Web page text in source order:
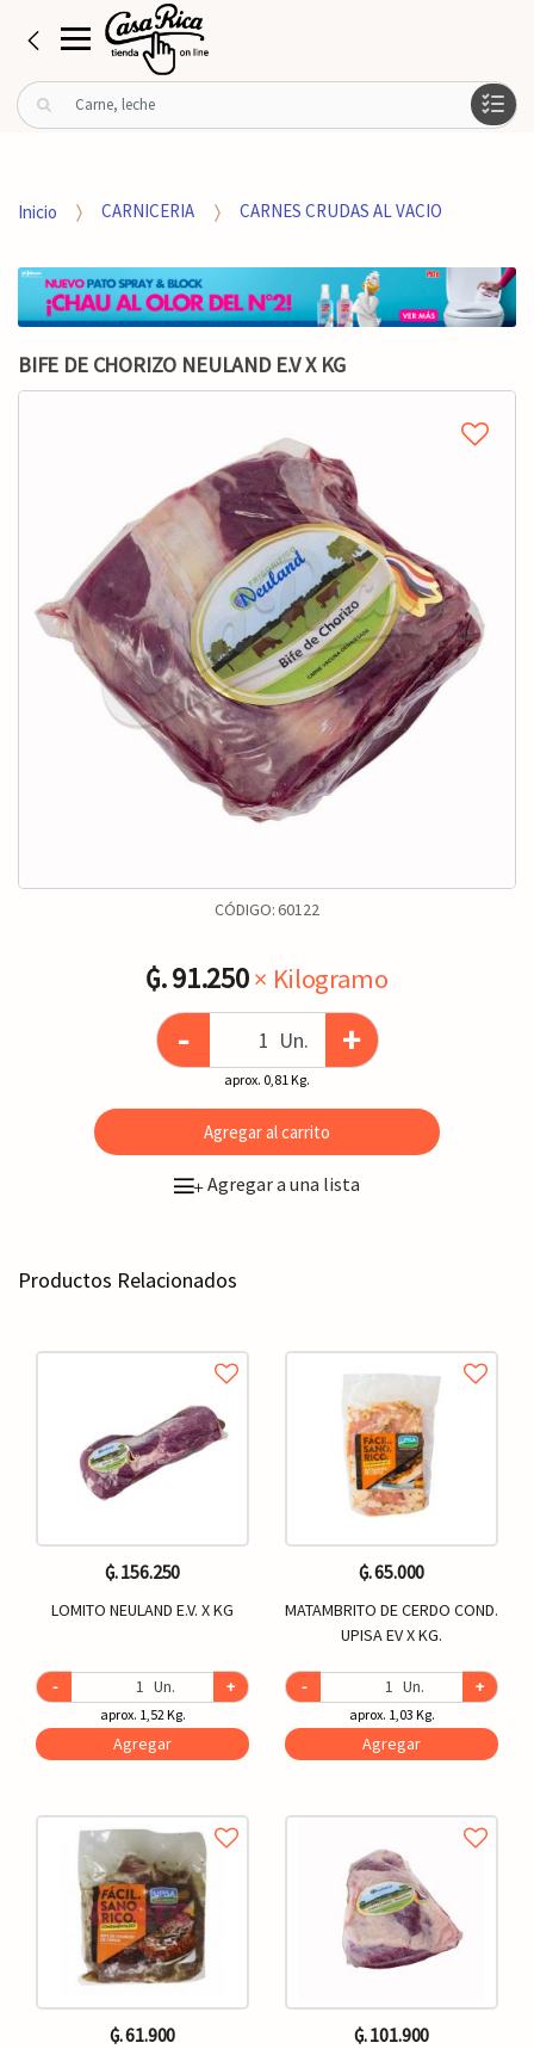
B
u
r
o
:
Inicio CARNICERIA CARNES CRUDAS AL VACIO
BIFE DE CHORIZO NEULAND E.V X KG
CÓDIGO:60122
₲. 91.250× Kilogramo
- Un. +
aprox. 0,81 Kg.
Agregar al carrito
+Agregar a una lista
Productos Relacionados
₲. 156.250
LOMITO NEULAND E.V. X KG
- Un. +
aprox. 1,52 Kg.
Agregar
₲. 61.900
₲. 65.000
MATAMBRITO DE CERDO COND.
UPISA EV X KG.
- Un. +
aprox. 1,03 Kg.
Agregar
₲. 101.900